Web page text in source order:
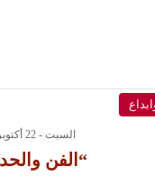
السبت - 22 أكتوبر 2022
“الفن